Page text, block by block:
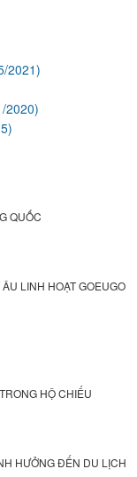
2021)
2020)
QUỐC
LINH HOẠT GOEUGO
HỘ CHIẾU
HƯỞNG ĐẾN DU LỊCH